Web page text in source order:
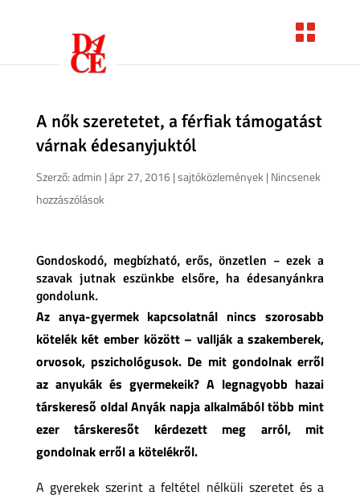
A nők szeretetet, a férfiak támogatást
várnak édesanyjuktól
Szerző:admin |ápr 27, 2016|sajtóközlemények | Nincsenek
hozzászólások
Gondoskodó, megbízható, erős, önzetlen – ezek a
szavak jutnak eszünkbe elsőre, ha édesanyánkra
gondolunk.
Az anya-gyermek kapcsolatnál nincs szorosabb
kötelék két ember között – vallják a szakemberek,
orvosok, pszichológusok. De mit gondolnak erről
az anyukák és gyermekeik? A legnagyobb hazai
társkereső oldal Anyák napja alkalmából több mint
ezer társkeresőt kérdezett meg arról, mit
gondolnak erről a kötelékről.
A gyerekek szerint a feltétel nélküli szeretet és a